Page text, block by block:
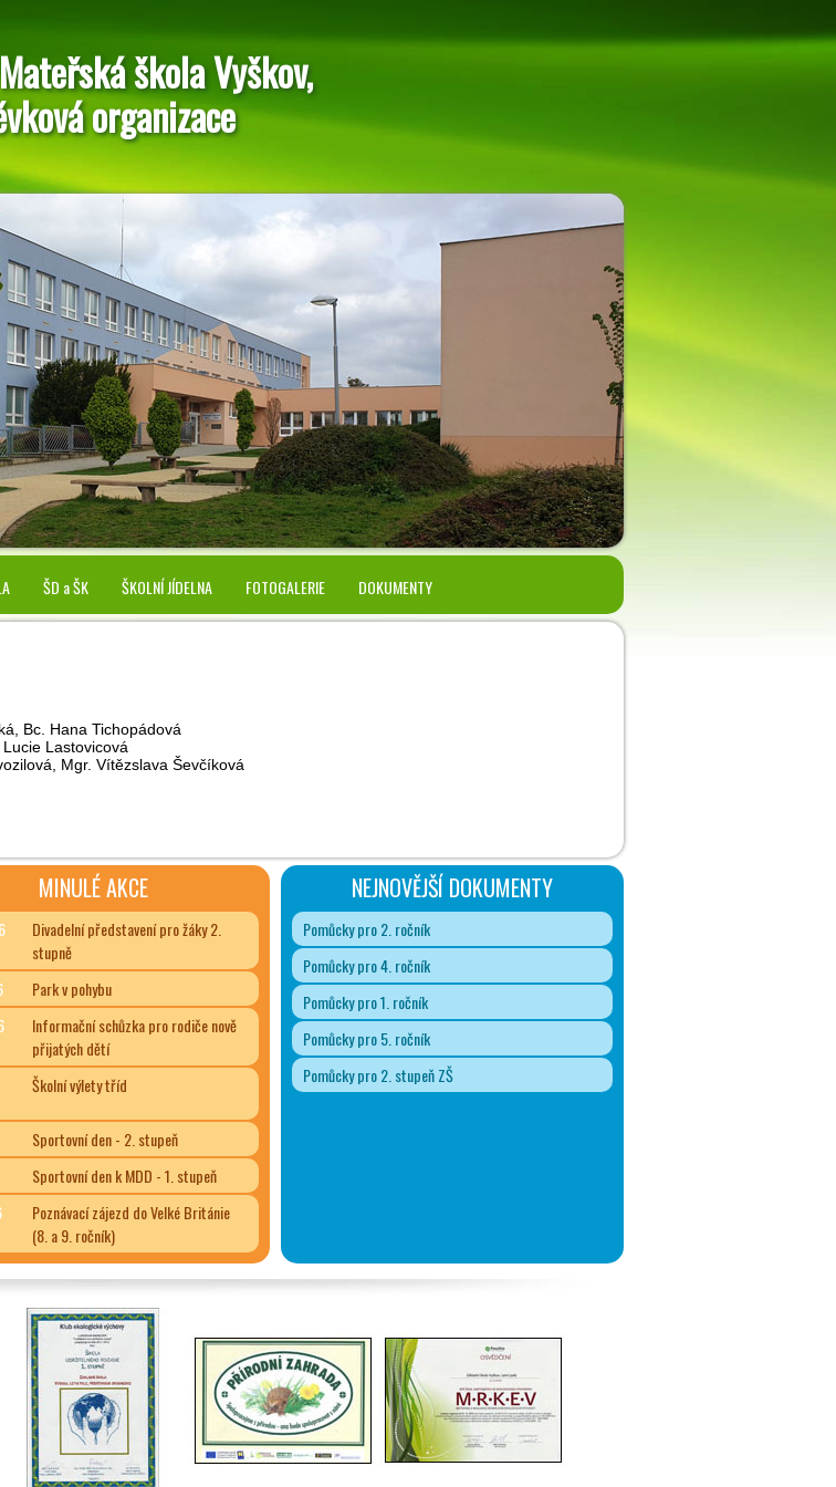
škola Vyškov,
organizace
ŠD a ŠK ŠKOLNÍ JÍDELNA FOTOGALERIE DOKUMENTY
Bc. Hana Tichopádová
Lastovicová
Mgr. Vítězslava Ševčíková
MINULÉ AKCE
Divadelní představení pro žáky 2.
stupně
Park v pohybu
Informační schůzka pro rodiče nově
přijatých dětí
Školní výlety tříd
Sportovní den - 2. stupeň
Sportovní den k MDD - 1. stupeň
Poznávací zájezd do Velké Británie
(8. a 9. ročník)
NEJNOVĚJŠÍ DOKUMENTY
Pomůcky pro 2. ročník
Pomůcky pro 4. ročník
Pomůcky pro 1. ročník
Pomůcky pro 5. ročník
Pomůcky pro 2. stupeň ZŠ